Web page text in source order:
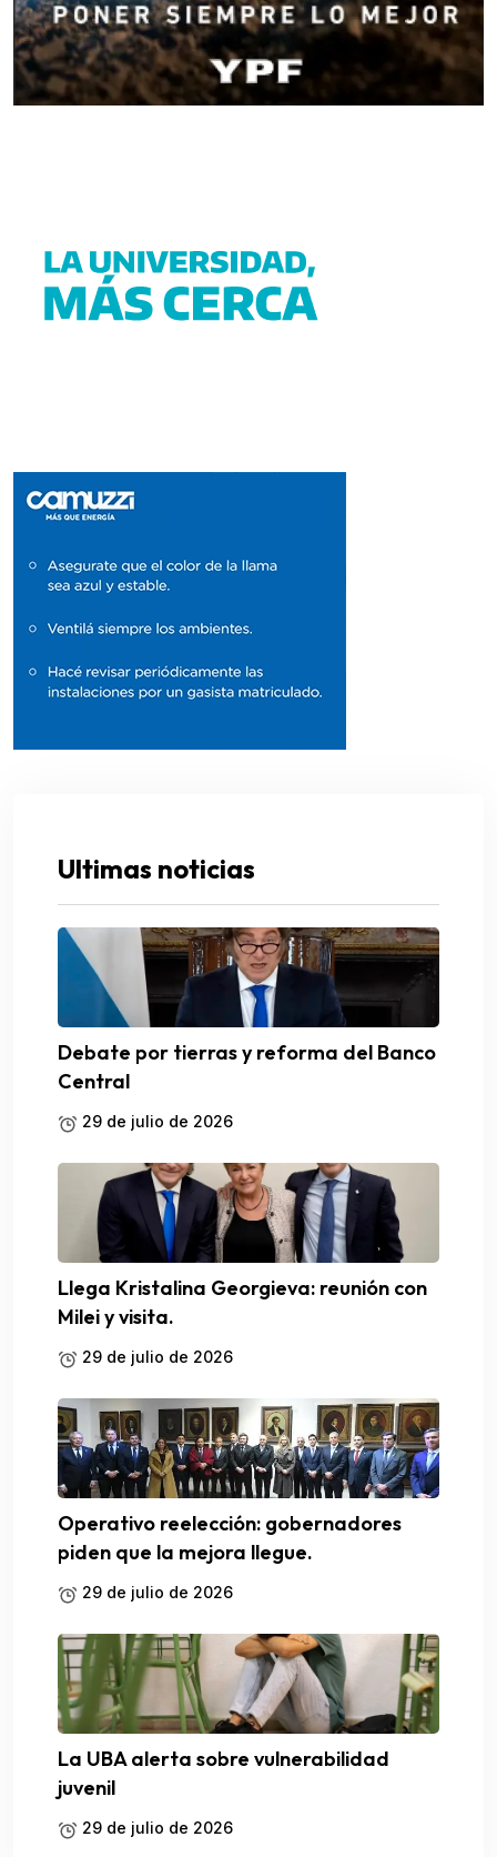
Ultimas noticias
Debate por tierras y reforma del Banco
Central
29 de julio de 2026
Llega Kristalina Georgieva: reunión con
Milei y visita.
29 de julio de 2026
Operativo reelección: gobernadores
piden que la mejora llegue.
29 de julio de 2026
La UBA alerta sobre vulnerabilidad
juvenil
29 de julio de 2026